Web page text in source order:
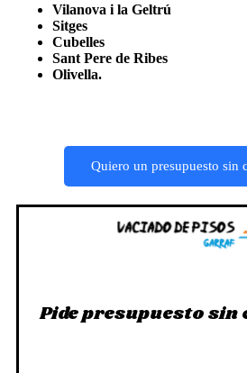
Vilanova i la Geltrú
Sitges
Cubelles
Sant Pere de Ribes
Olivella.
Quiero un presupuesto sin
Pide presupuesto